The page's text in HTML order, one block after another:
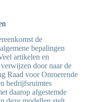
de
bepalingen
artikelen en
door naar de
Raad voor Onroerende
bedrijfsruimtes
daarop afgestemde